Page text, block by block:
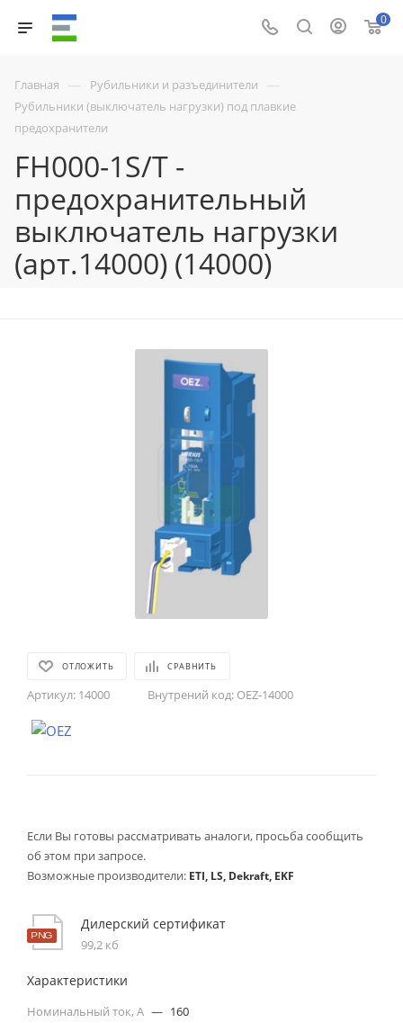
0
Главная — Рубильники и разъединители —
Рубильники (выключатель нагрузки) под плавкие
предохранители
FH000-1S/T -
предохранительный
выключатель нагрузки
(арт.14000) (14000)
ОТЛОЖИТЬ СРАВНИТЬ
Артикул: 14000 Внутрений код: OEZ-14000
Если Вы готовы рассматривать аналоги, просьба сообщить
об этом при запросе.
Возможные производители: ETI, LS, Dekraft, EKF
Дилерский сертификат
99,2 кб
Характеристики
Номинальный ток, А — 160